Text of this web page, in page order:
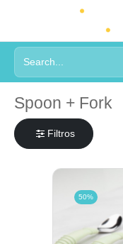
Spoon + Fork
Filtros
50%